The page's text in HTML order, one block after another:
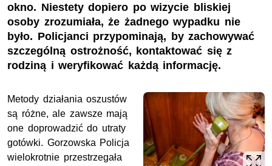
okno. Niestety dopiero po wizycie bliskiej
osoby zrozumiała, że żadnego wypadku nie
było. Policjanci przypominają, by zachowywać
szczególną ostrożność, kontaktować się z
rodziną i weryfikować każdą informację.
Metody działania oszustów
są różne, ale zawsze mają
one doprowadzić do utraty
gotówki. Gorzowska Policja
wielokrotnie przestrzegała